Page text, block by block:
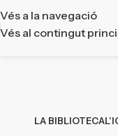
Vés a la navegació
Vés al contingut
LA BIBLIOTECA